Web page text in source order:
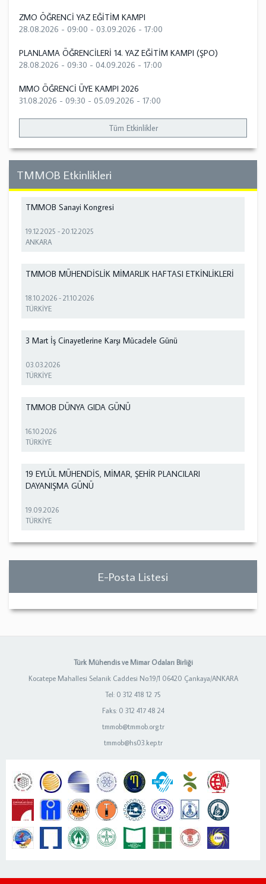
ZMO ÖĞRENCİ YAZ EĞİTİM KAMPI
28.08.2026 - 09:00 - 03.09.2026 - 17:00
PLANLAMA ÖĞRENCİLERİ 14. YAZ EĞİTİM KAMPI (ŞPO)
28.08.2026 - 09:30 - 04.09.2026 - 17:00
MMO ÖĞRENCİ ÜYE KAMPI 2026
31.08.2026 - 09:30 - 05.09.2026 - 17:00
Tüm Etkinlikler
TMMOB Etkinlikleri
TMMOB Sanayi Kongresi
19.12.2025 -20.12.2025
ANKARA
TMMOB MÜHENDİSLİK MİMARLIK HAFTASI ETKİNLİKLERİ
18.10.2026 -21.10.2026
TÜRKİYE
3 Mart İş Cinayetlerine Karşı Mücadele Günü
03.03.2026
TÜRKİYE
TMMOB DÜNYA GIDA GÜNÜ
16.10.2026
TÜRKİYE
19 EYLÜL MÜHENDİS, MİMAR, ŞEHİR PLANCILARI
DAYANIŞMA GÜNÜ
19.09.2026
TÜRKİYE
E-Posta Listesi
Türk Mühendis ve Mimar Odaları Birliği
Kocatepe Mahallesi Selanik Caddesi No:19/1 06420 Çankaya/ANKARA
Tel: 0 312 418 12 75
Faks: 0 312 417 48 24
tmmob@tmmob.org.tr
tmmob@hs03.kep.tr